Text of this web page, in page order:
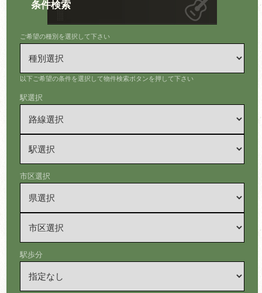
条件検索
ご希望の種別を選択して下さい
以下ご希望の条件を選択して物件検索ボタンを押して下さい
駅選択
市区選択
駅歩分